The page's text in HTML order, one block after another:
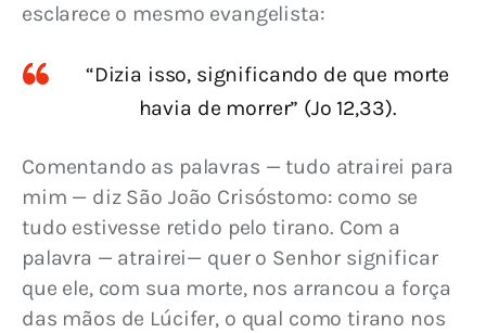
esclarece o mesmo evangelista:
“Dizia isso, significando de que morte
havia de morrer” (Jo 12,33).
Comentando as palavras — tudo atrairei para
mim — diz São João Crisóstomo: como se
tudo estivesse retido pelo tirano. Com a
palavra — atrairei— quer o Senhor significar
que ele, com sua morte, nos arrancou a força
das mãos de Lúcifer, o qual como tirano nos